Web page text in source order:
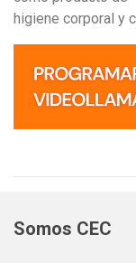
higiene corporal y
Somos CEC